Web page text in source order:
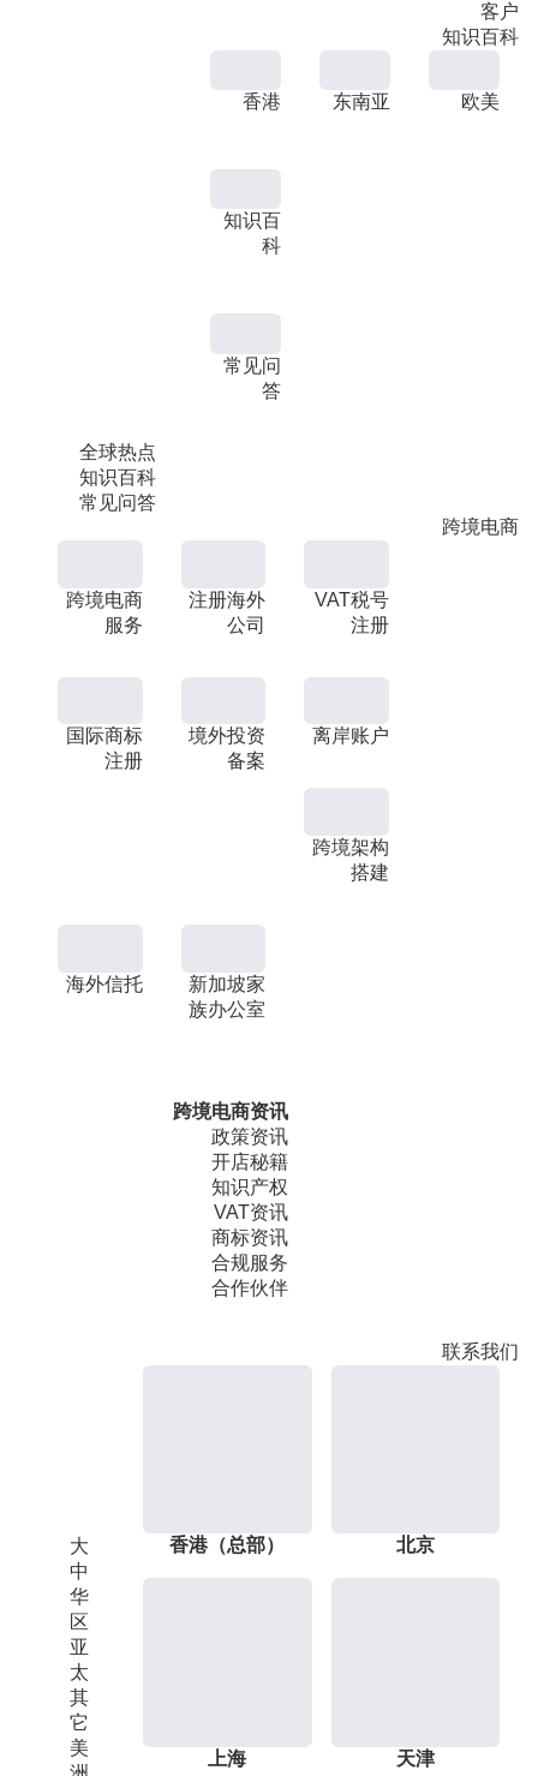
客户
知识百科
全球热点
知识百科
常见问答
香港 东南亚 欧美
知识百
科
常见问
答
跨境电商
跨境电商
服务
注册海外
公司
VAT税号
注册
国际商标
注册
境外投资
备案
离岸账户
跨境架构
搭建
海外信托
新加坡家
族办公室
跨境电商资讯
政策资讯
开店秘籍
知识产权
VAT资讯
商标资讯
合规服务
合作伙伴
联系我们
大
中
华
区
亚
太
其
它
美
香港（总部） 北京
上海 天津